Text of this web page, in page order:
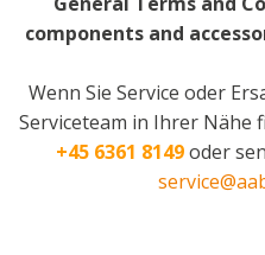
components and
Wenn Sie Service oder
Serviceteam in Ihrer Nähe
+45 6361 8149oder